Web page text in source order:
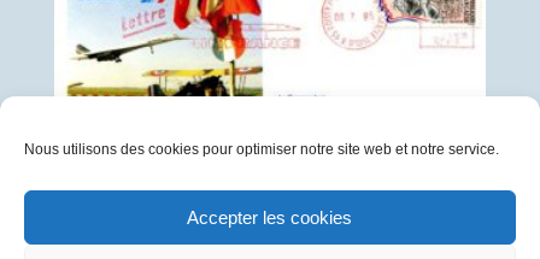
Nous utilisons des cookies pour optimiser notre site web et notre service.
Accepter les cookies
1995-07-08 01 F-BVFC 4846 Paris – Fort de France
15€